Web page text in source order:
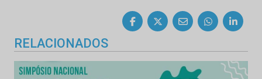
RELACIONADOS